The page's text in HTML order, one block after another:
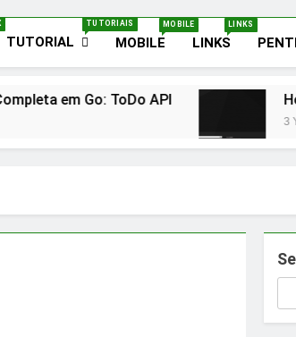
TUTORIAL
TUTORIAIS
MOBILE
MOBILE
LINKS
LINKS
ToDo API How to Install